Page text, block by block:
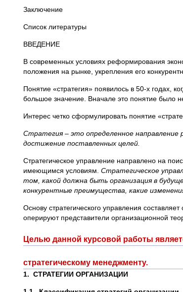
Заключение
Список литературы
ВВЕДЕНИЕ
В современных условиях реформирования
положения на рынке, укрепления его
Понятие «стратегия» появилось в 50-х годах,
большое значение. Вначале это понятие было
Интерес четко сформулировать понятие
Стратегия – это определенное направление
достижение поставленных целей.
Стратегическое управление направлено на
имеющимся условиям. Стратегическое
том, какой должна быть организация в
конкурентные преимущества, какие
Основу стратегического управления
оперируют представители организационной
Целью данной курсовой работы
стратегическому менеджменту.
1. СТРАТЕГИИ ОРГАНИЗАЦИИ